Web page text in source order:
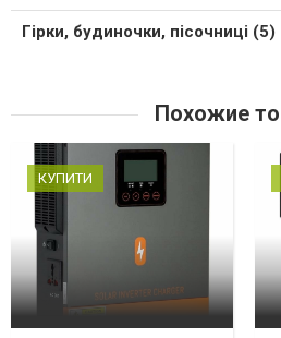
Гірки, будиночки, пісочниці (5)
Похожие
КУПИТИ